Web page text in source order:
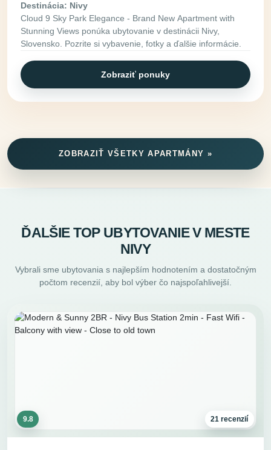
Destinácia: Nivy
Cloud 9 Sky Park Elegance - Brand New Apartment with
Stunning Views ponúka ubytovanie v destinácii Nivy,
Slovensko. Pozrite si vybavenie, fotky a ďalšie informácie.
Zobraziť ponuky
ZOBRAZIŤ VŠETKY APARTMÁNY »
ĎALŠIE TOP UBYTOVANIE V MESTE
NIVY
Vybrali sme ubytovania s najlepším hodnotením a dostatočným
počtom recenzií, aby bol výber čo najspoľahlivejší.
9.8 21 recenzií